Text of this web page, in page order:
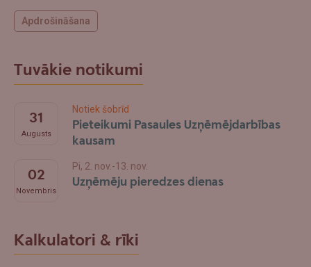
Apdrošināšana
Tuvākie notikumi
31
Augusts
Notiek šobrīd
Pieteikumi Pasaules Uzņēmējdarbības
kausam
02
Novembris
Pi, 2. nov.-13. nov.
Uzņēmēju pieredzes dienas
Kalkulatori & rīki